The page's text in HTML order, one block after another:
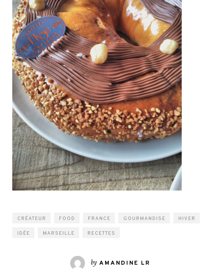
CRÉATEUR FOOD FRANCE GOURMANDISE HIVER
IDÉE MARSEILLE RECETTES
by AMANDINE LR